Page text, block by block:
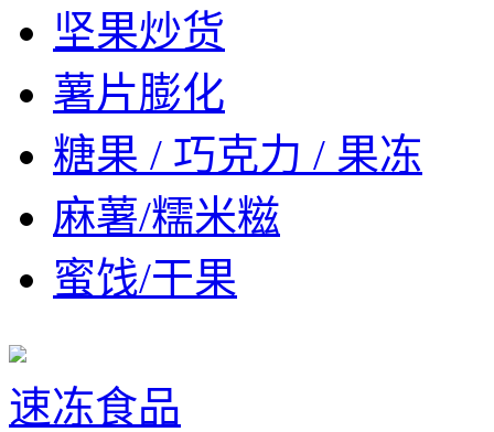
坚果炒货
薯片膨化
糖果 / 巧克力 / 果冻
麻薯/糯米糍
蜜饯/干果
速冻食品